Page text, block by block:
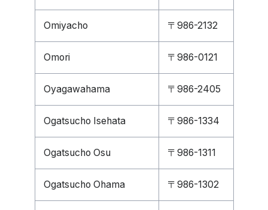
Omiyacho 〒986-2132
Omori 〒986-0121
Oyagawahama 〒986-2405
Ogatsucho Isehata 〒986-1334
Ogatsucho Osu 〒986-1311
Ogatsucho Ohama 〒986-1302